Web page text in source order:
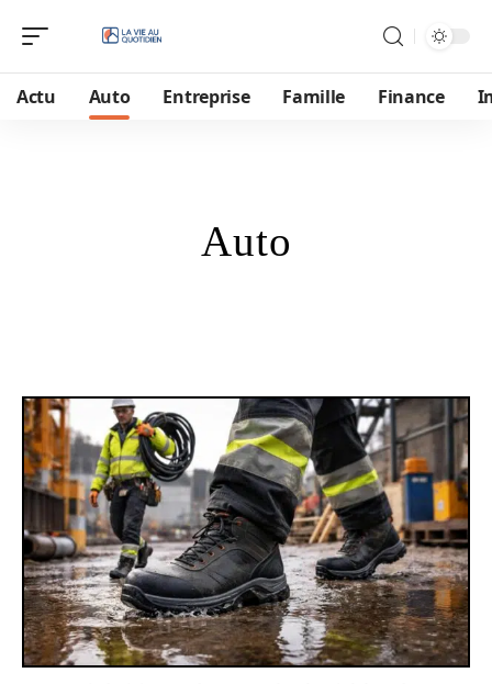
Actu Auto Entreprise Famille Finance
Auto